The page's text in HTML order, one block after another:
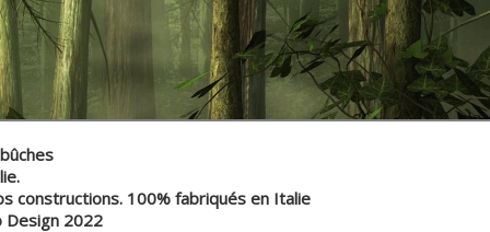
constructions. 100% fabriqués en Italie
2022